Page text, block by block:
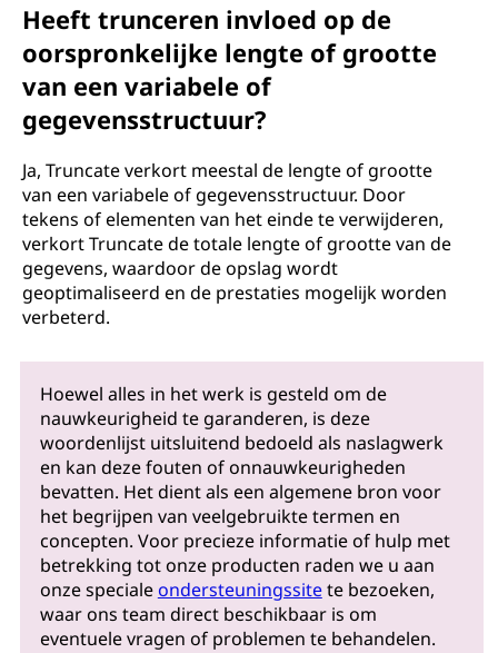
Heeft trunceren invloed op de
oorspronkelijke lengte of grootte
van een variabele of
gegevensstructuur?
Ja, Truncate verkort meestal de lengte of grootte
van een variabele of gegevensstructuur. Door
tekens of elementen van het einde te verwijderen,
verkort Truncate de totale lengte of grootte van de
gegevens, waardoor de opslag wordt
geoptimaliseerd en de prestaties mogelijk worden
verbeterd.
Hoewel alles in het werk is gesteld om de
nauwkeurigheid te garanderen, is deze
woordenlijst uitsluitend bedoeld als naslagwerk
en kan deze fouten of onnauwkeurigheden
bevatten. Het dient als een algemene bron voor
het begrijpen van veelgebruikte termen en
concepten. Voor precieze informatie of hulp met
betrekking tot onze producten raden we u aan
onze specialeondersteuningssitete bezoeken,
waar ons team direct beschikbaar is om
eventuele vragen of problemen te behandelen.